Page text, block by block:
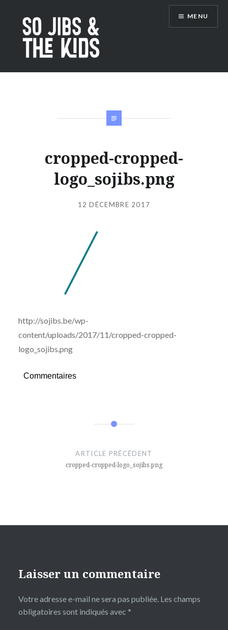
contenu
principal
So Jibs & the Kids
MENU
cropped-cropped-
logo_sojibs.png
Publié
le12 DÉCEMBRE 2017
http://sojibs.be/wp-
content/uploads/2017/11/cropped-cropped-
logo_sojibs.png
Commentaires
ARTICLE PRÉCÉDENT
cropped-cropped-logo_sojibs.png
Laisser un commentaire
Votre adresse e-mail ne sera pas publiée. Les champs
obligatoires sont indiqués avec *